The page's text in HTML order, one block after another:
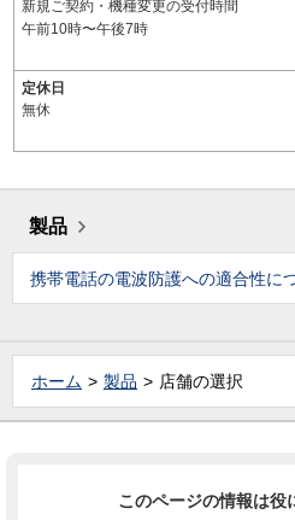
新規ご契約・機種変更の受付時間
午前10時〜午後7時
定休日
無休
製品
携帯電話の電波防護への適合性に
ホーム 製品 店舗の選択
このページの情報は役